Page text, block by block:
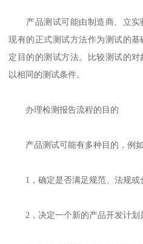
产品测试可能由制造商、立实
现有的正式测试方法作为测试的
定目的的测试方法。比较测试的对
以相同的测试条件。
办理检测报告流程的目的
产品测试可能有多种目的，例
1，确定是否满足规范、法规或
2，决定一个新的产品开发计划